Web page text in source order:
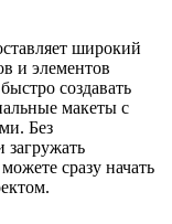
широкий
и элементов
создавать
макеты с
Без
загружать
сразу начать